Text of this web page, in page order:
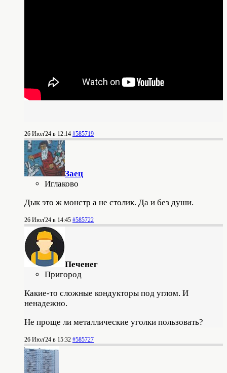
26 Июл'24 в 12:14 #585719
Заец
Иглаково
Дык это ж монстр а не столик. Да и без души.
26 Июл'24 в 14:45 #585722
Печенег
Пригород
Какие-то сложные кондукторы под углом. И
ненадежно.
Не проще ли металлические уголки пользовать?
26 Июл'24 в 15:32 #585727